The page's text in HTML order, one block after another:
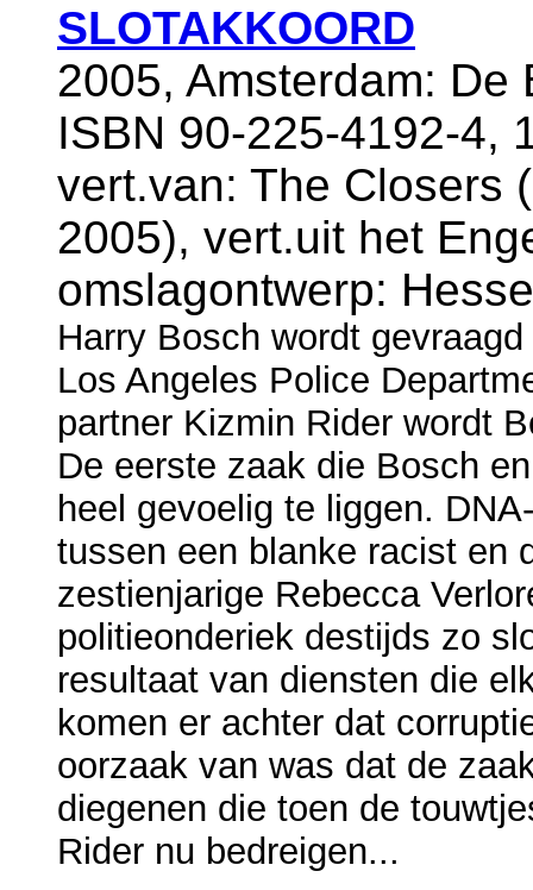
SLOTAKKOORD
2005, Amsterdam:
ISBN 90-225-4192-4,
vert.van: The Closers
2005), vert.uit het
omslagontwerp:
Harry Bosch wordt
Los Angeles Police
partner Kizmin Rider wordt
De eerste zaak die Bosch
heel gevoelig te liggen.
tussen een blanke racist en
zestienjarige Rebecca
politieonderiek destijds zo
resultaat van diensten die
komen er achter dat
oorzaak van was dat de
diegenen die toen de
Rider nu bedreigen...